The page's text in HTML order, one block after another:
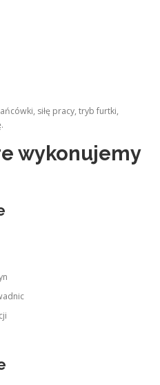
siłę pracy, tryb furtki,
wykonujemy